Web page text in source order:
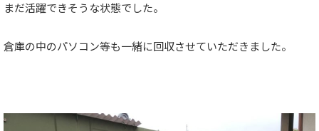
まだ活躍できそうな状態でした。
倉庫の中のパソコン等も一緒に回収させていただきました。